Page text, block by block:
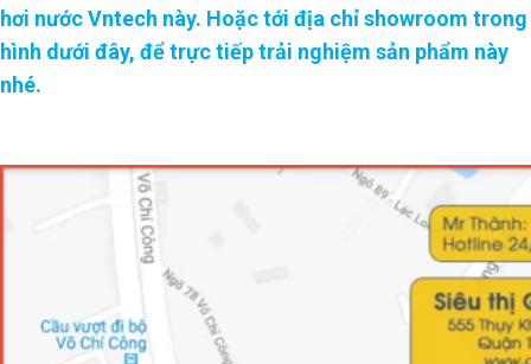
hơi nước Vntech này. Hoặc tới địa chỉ showroom trong
hình dưới đây, để trực tiếp trải nghiệm sản phẩm này
nhé.